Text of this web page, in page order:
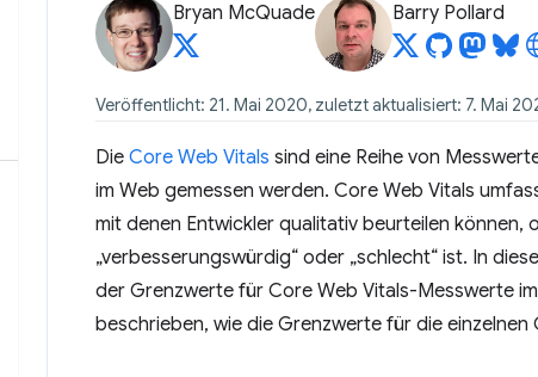
Bryan McQuade Barry Pollard
Veröffentlicht: 21. Mai 2020, zuletzt aktualisiert: 7. Mai
Die Core Web Vitals sind eine Reihe von
im Web gemessen werden. Core Web Vitals
mit denen Entwickler qualitativ beurteilen können,
„verbesserungswürdig“ oder „schlecht“ ist. In
der Grenzwerte für Core Web Vitals-Messwerte
beschrieben, wie die Grenzwerte für die